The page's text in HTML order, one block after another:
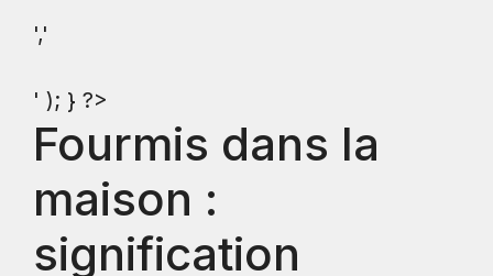
','
' ); } ?>
Fourmis dans la
maison :
signification